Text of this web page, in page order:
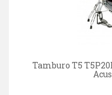
Tamburo T5